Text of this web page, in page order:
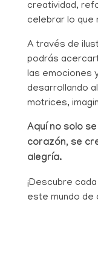
creatividad,
celebrar lo que
A través de
podrás
las emociones
desarrollando
motrices,
Aquí no solo
corazón, se
alegría.
¡Descubre
este mundo de